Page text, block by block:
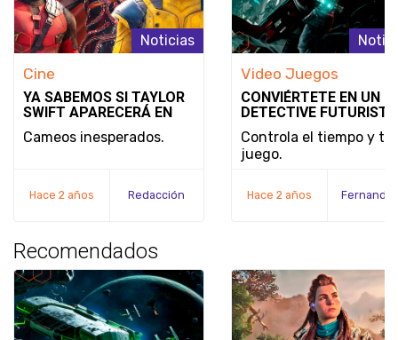
Noticias
Cine
YA SABEMOS SI TAYLOR
SWIFT APARECERÁ EN
DEADPOOL & WOLVERINE
Cameos inesperados.
Hace 2 años Redacción
Video Juegos
CONVIÉRTETE EN UN
DETECTIVE
SE REVELA EL MODO
JUEGO Y LA FECHA DE
LANZAMIENTO DE
Controla el tiempo y tu
juego.
Hace 2 años
Recomendados